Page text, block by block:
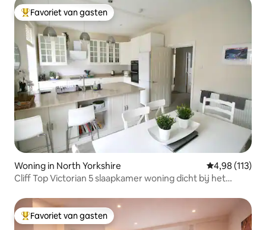
Topfavoriet van gasten
Favoriet van gasten
Woning in North Yorkshire Gemiddelde
4,98 (113)
Cliff Top Victorian 5 slaapkamer woning dicht bij het
Topfavoriet van gasten
Favoriet van gasten